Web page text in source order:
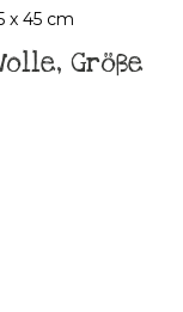
Größe